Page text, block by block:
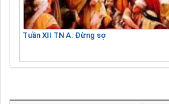
Tuần XII TN A: Đừng sợ